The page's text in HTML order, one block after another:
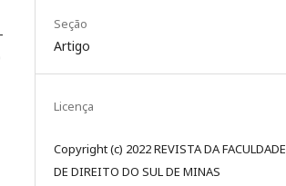
Seção
Artigo
Licença
Copyright (c) 2022 REVISTA DA FACULDADE
DE DIREITO DO SUL DE MINAS